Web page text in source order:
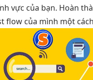
vực của bạn. Hoàn
flow của mình một